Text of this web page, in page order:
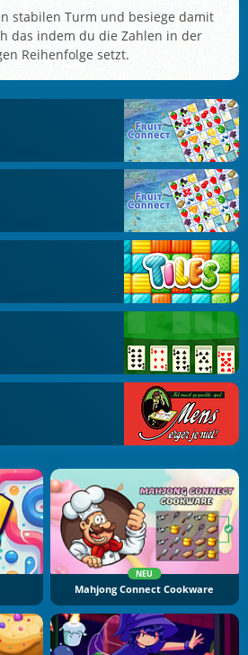
stabilen Turm und besiege damit
das indem du die Zahlen in der
Reihenfolge setzt.
NEU
Mahjong Connect Cookware